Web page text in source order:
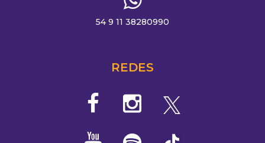
54 9 11 38280990
REDES